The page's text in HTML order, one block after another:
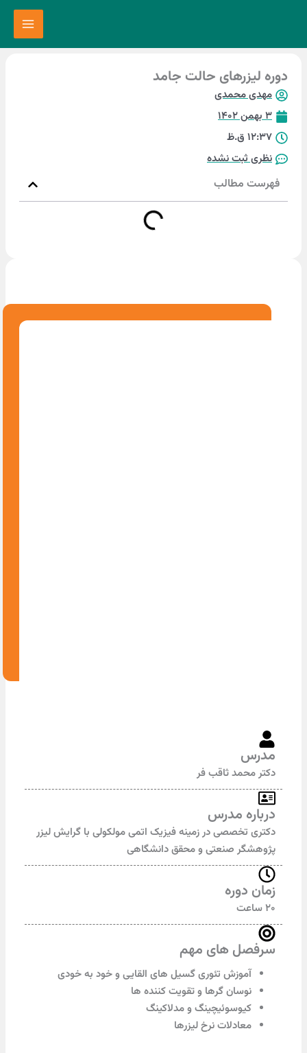
حالت جامد
نشده
مطالب
ثاقب فر
مدرس
در زمینه فیزیک اتمی مولکولی با گرایش لیزر
صنعتی و محقق دانشگاهی
های مهم
تئوری گسیل های القایی و خود به خودی
گرها و تقویت کننده ها
و مدلاکینگ
نرخ لیزرها